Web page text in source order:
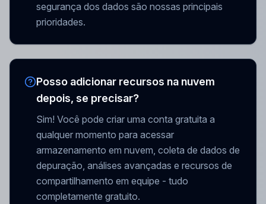
segurança dos dados são nossas principais
prioridades.
Posso adicionar recursos na nuvem
depois, se precisar?
Sim! Você pode criar uma conta gratuita a
qualquer momento para acessar
armazenamento em nuvem, coleta de dados de
depuração, análises avançadas e recursos de
compartilhamento em equipe - tudo
completamente gratuito.